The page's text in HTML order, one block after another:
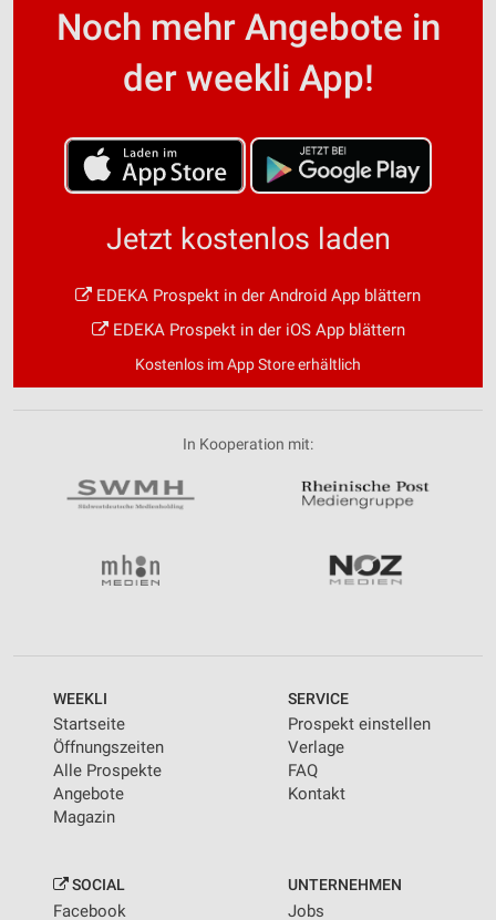
Noch mehr Angebote in
der weekli App!
Jetzt kostenlos laden
EDEKA Prospekt in der Android App blättern
EDEKA Prospekt in der iOS App blättern
Kostenlos im App Store erhältlich
In Kooperation mit:
WEEKLI
Startseite
Öffnungszeiten
Alle Prospekte
Angebote
Magazin
SERVICE
Prospekt einstellen
Verlage
FAQ
Kontakt
SOCIAL
Facebook
UNTERNEHMEN
Jobs